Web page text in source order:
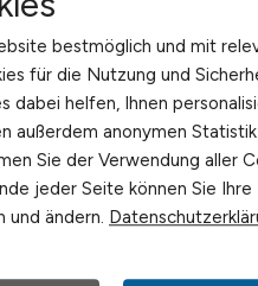
Steuerung.Du...
Logistics GmbH &
gestern Münster
(w/m/d)
bestmöglich und mit
für die Nutzung und
dabei helfen, Ihnen
außerdem anonymen
Sie der Verwendung aller
jeder Seite können Sie Ihre
und ändern.